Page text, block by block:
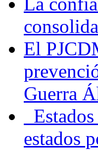
El
Guerra
estados